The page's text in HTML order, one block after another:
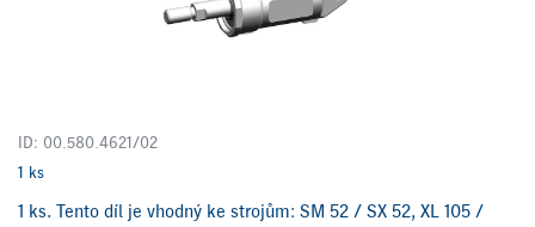
ID: 00.580.4621/02
1 ks
1 ks. Tento díl je vhodný ke strojům: SM 52 / SX 52, XL 105 /